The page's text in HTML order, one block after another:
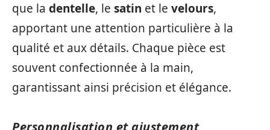
que la dentelle, le satin et le velours,
apportant une attention particulière à la
qualité et aux détails. Chaque pièce est
souvent confectionnée à la main,
garantissant ainsi précision et élégance.